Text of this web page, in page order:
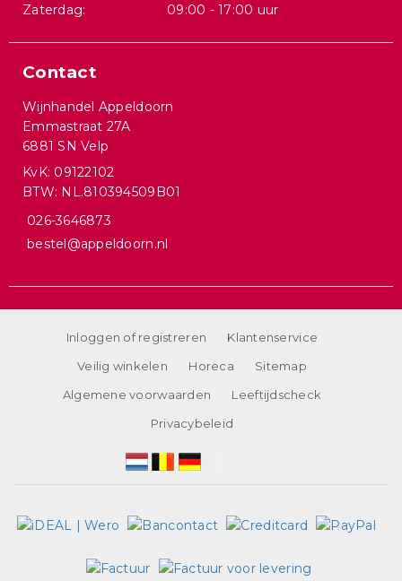
Zaterdag:
09:00 - 17:00 uur
Contact
Wijnhandel Appeldoorn
Emmastraat 27A
6881 SN Velp
KvK: 09122102
BTW: NL.810394509B01
026-3646873
bestel@appeldoorn.nl
Inloggen of registreren
Klantenservice
Veilig winkelen
Horeca
Sitemap
Algemene voorwaarden
Leeftijdscheck
Privacybeleid